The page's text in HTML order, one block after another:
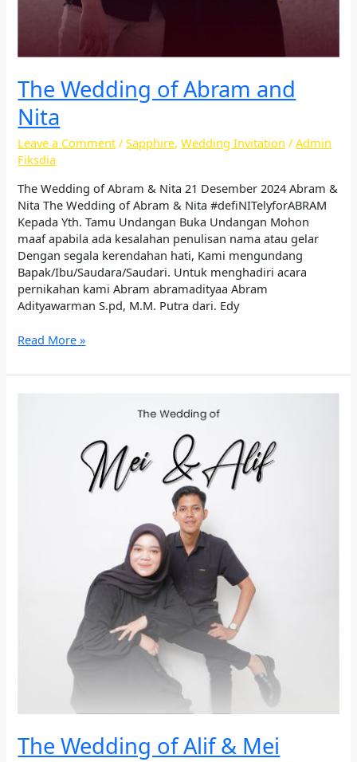
The Wedding of Abram and
Nita
Leave a Comment /Sapphire,Wedding Invitation /Admin
Fiksdia
The Wedding of Abram & Nita 21 Desember 2024 Abram &
Nita The Wedding of Abram & Nita #defiNITelyforABRAM
Kepada Yth. Tamu Undangan Buka Undangan Mohon
maaf apabila ada kesalahan penulisan nama atau gelar
Dengan segala kerendahan hati, Kami mengundang
Bapak/Ibu/Saudara/Saudari. Untuk menghadiri acara
pernikahan kami Abram abramadityaa Abram
Adityawarman S.pd, M.M. Putra dari. Edy
Read More »
The Wedding of Alif & Mei